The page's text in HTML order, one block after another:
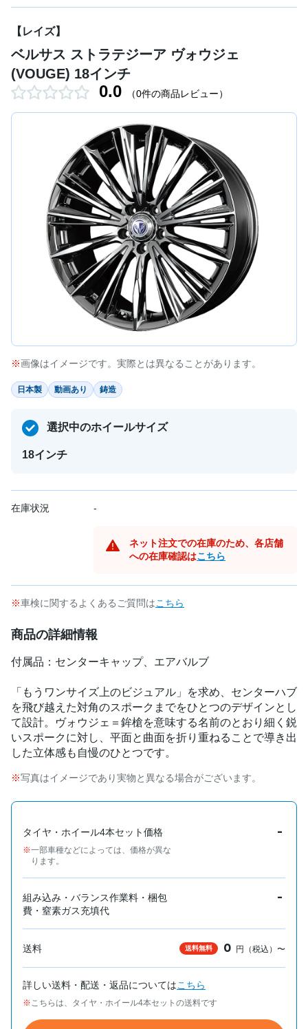
【レイズ】
ベルサス ストラテジーア ヴォウジェ
(VOUGE) 18インチ
0.0 （0件の商品レビュー）
画像はイメージです。実際とは異なることがあります。
日本製 動画あり 鋳造
選択中のホイールサイズ
18インチ
在庫状況 -
ネット注文での在庫のため、各店舗
への在庫確認はこちら
車検に関するよくあるご質問はこちら
商品の詳細情報
付属品：センターキャップ、エアバルブ
「もうワンサイズ上のビジュアル」を求め、センターハブ
を飛び越えた対角のスポークまでをひとつのデザインとし
て設計。ヴォウジェ＝鉾槍を意味する名前のとおり細く鋭
いスポークに対し、平面と曲面を折り重ねることで導き出
した立体感も自慢のひとつです。
写真はイメージであり実物と異なる場合がございます。
タイヤ・ホイール4本セット価格
一部車種などによっては、価格が異な
ります。
-
組み込み・バランス作業料・梱包
費・窒素ガス充填代
-
送料 送料無料 0 円（税込）〜
詳しい送料・配送・返品についてはこちら
こちらは、タイヤ・ホイール4本セットの送料です